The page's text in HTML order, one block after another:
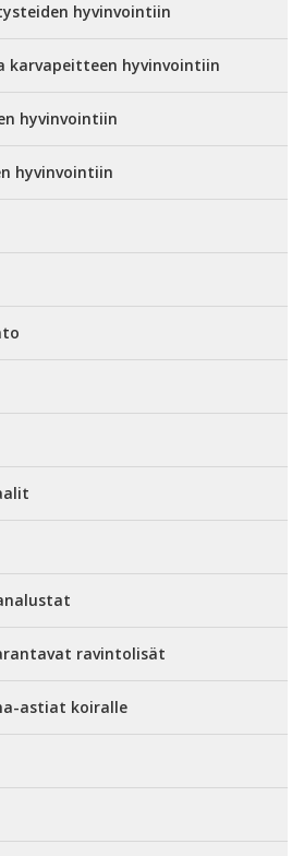
hyvinvointiin
karvapeitteen hyvinvointiin
hyvinvointiin
hyvinvointiin
ravintolisät
astiat koiralle